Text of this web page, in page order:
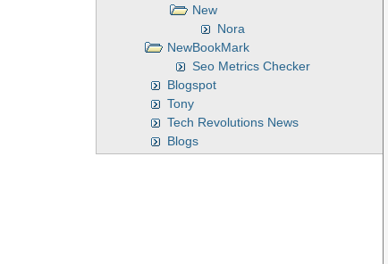
New
Nora
NewBookMark
Seo Metrics Checker
Blogspot
Tony
Tech Revolutions News
Blogs